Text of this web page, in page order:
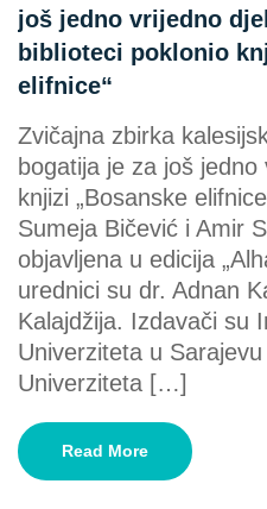
još jedno vrijedno
biblioteci poklonio
elifnice“
Zvičajna zbirka
bogatija je za još
knjizi „Bosanske
Sumeja Bičević i Amir
objavljena u edicija
urednici su dr. Adnan
Kalajdžija. Izdavači su
Univerziteta u
Univerziteta […]
Read More